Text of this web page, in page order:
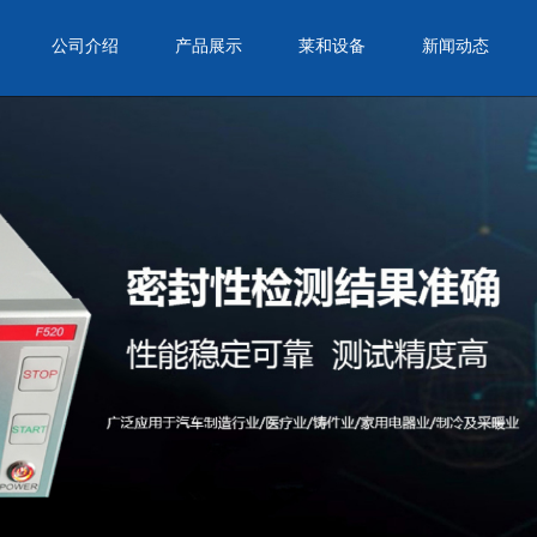
公司介绍 产品展示 莱和设备 新闻动态